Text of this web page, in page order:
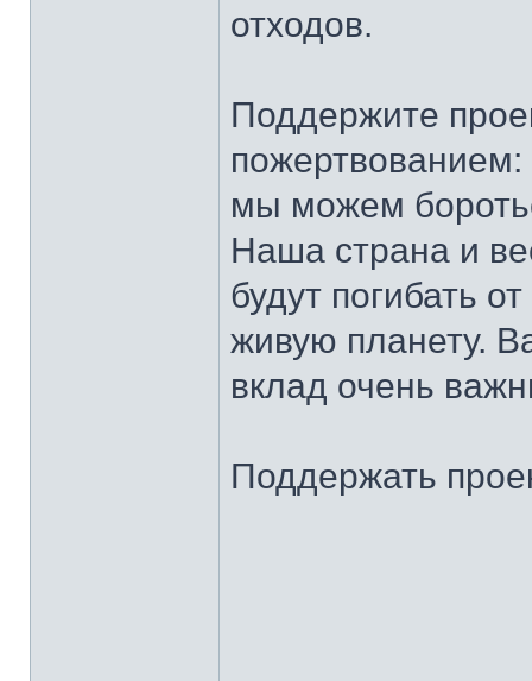
отходов.
Поддержите
мы можем
Наша страна и
будут погибать
живую планету.
вклад очень
Поддержать